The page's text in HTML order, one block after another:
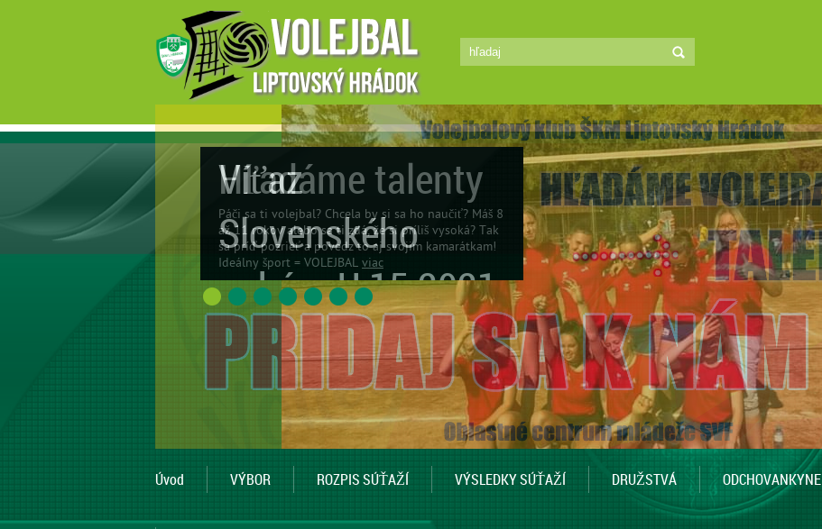
Hľadáme talenty
Páči sa ti volejbal? Chcela by si sa ho naučiť? Máš 8
až 11 rokov alebo sa ti zdá, že si príliš vysoká? Tak
sa príď pozrieť a povedz to aj svojim kamarátkam!
Ideálny šport = VOLEJBAL viac
Úvod VÝBOR ROZPIS SÚŤAŽÍ VÝSLEDKY SÚŤAŽÍ DRUŽSTVÁ ODCHOVANKYNE